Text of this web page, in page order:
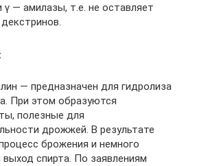
— амилазы, т.е. не оставляет
— предназначен для гидролиза
При этом образуются
полезные для
дрожжей. В результате
брожения и немного
спирта. По заявлениям